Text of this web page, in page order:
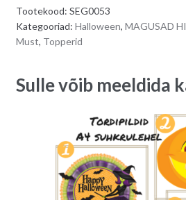
-
kõrvits,
nõid,
quantity
n
i
e
:
Tootekood: SEG0053
Kategooriad: Halloween, MAGUSAD
Must, Topperid
Sulle võib meeldida